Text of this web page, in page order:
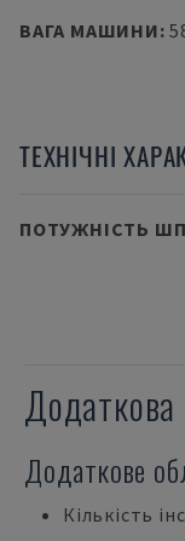
ВАГА МАШИНИ:
ТЕХНІЧНІ
ПОТУЖНІСТЬ
Додаткова
Додаткове
Кількість